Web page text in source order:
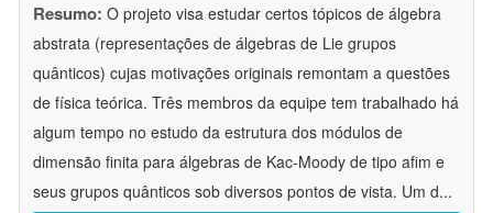
Resumo: O projeto visa estudar certos tópicos de álgebra
abstrata (representações de álgebras de Lie grupos
quânticos) cujas motivações originais remontam a questões
de física teórica. Três membros da equipe tem trabalhado há
algum tempo no estudo da estrutura dos módulos de
dimensão finita para álgebras de Kac-Moody de tipo afim e
seus grupos quânticos sob diversos pontos de vista. Um d...